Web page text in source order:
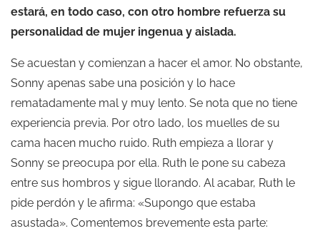
estará, en todo caso, con otro hombre refuerza su
personalidad de mujer ingenua y aislada.
Se acuestan y comienzan a hacer el amor. No obstante,
Sonny apenas sabe una posición y lo hace
rematadamente mal y muy lento. Se nota que no tiene
experiencia previa. Por otro lado, los muelles de su
cama hacen mucho ruido. Ruth empieza a llorar y
Sonny se preocupa por ella. Ruth le pone su cabeza
entre sus hombros y sigue llorando. Al acabar, Ruth le
pide perdón y le afirma: «Supongo que estaba
asustada». Comentemos brevemente esta parte: